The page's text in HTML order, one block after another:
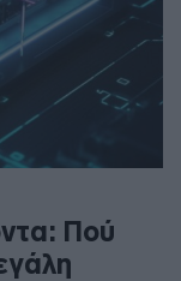
Πού